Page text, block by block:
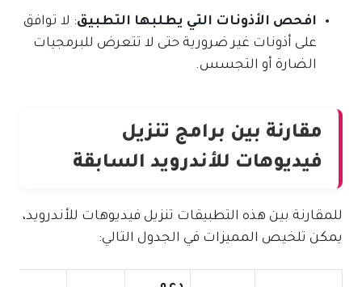
افحص الأذونات التي يطلبها التطبيق: لا توافق
على أذونات غير ضرورية حتى لا تتعرض للبرمجيات
الضارة أو التجسس.
مقارنة بين برامج تنزيل
فيديوهات للأندرويد السابقة
للمقارنة بين هذه التطبيقات تنزيل فيديوهات للأندرويد،
يمكن تلخيص المميزات في الجدول التالي: